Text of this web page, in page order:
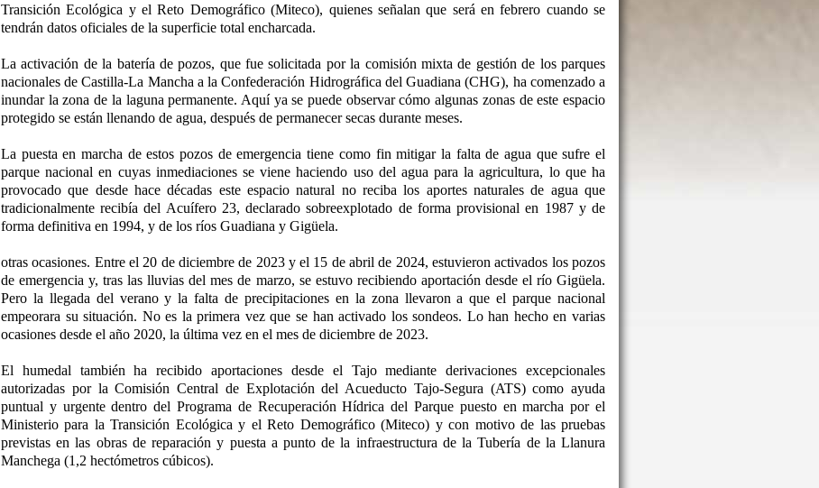
Transición Ecológica y el Reto Demográfico (Miteco), quienes señalan que será en febrero cuando se
tendrán datos oficiales de la superficie total encharcada.
La activación de la batería de pozos, que fue solicitada por la comisión mixta de gestión de los parques
nacionales de Castilla-La Mancha a la Confederación Hidrográfica del Guadiana (CHG), ha comenzado a
inundar la zona de la laguna permanente. Aquí ya se puede observar cómo algunas zonas de este espacio
protegido se están llenando de agua, después de permanecer secas durante meses.
La puesta en marcha de estos pozos de emergencia tiene como fin mitigar la falta de agua que sufre el
parque nacional en cuyas inmediaciones se viene haciendo uso del agua para la agricultura, lo que ha
provocado que desde hace décadas este espacio natural no reciba los aportes naturales de agua que
tradicionalmente recibía del Acuífero 23, declarado sobreexplotado de forma provisional en 1987 y de
forma definitiva en 1994, y de los ríos Guadiana y Gigüela.
otras ocasiones. Entre el 20 de diciembre de 2023 y el 15 de abril de 2024, estuvieron activados los pozos
de emergencia y, tras las lluvias del mes de marzo, se estuvo recibiendo aportación desde el río Gigüela.
Pero la llegada del verano y la falta de precipitaciones en la zona llevaron a que el parque nacional
empeorara su situación. No es la primera vez que se han activado los sondeos. Lo han hecho en varias
ocasiones desde el año 2020, la última vez en el mes de diciembre de 2023.
El humedal también ha recibido aportaciones desde el Tajo mediante derivaciones excepcionales
autorizadas por la Comisión Central de Explotación del Acueducto Tajo-Segura (ATS) como ayuda
puntual y urgente dentro del Programa de Recuperación Hídrica del Parque puesto en marcha por el
Ministerio para la Transición Ecológica y el Reto Demográfico (Miteco) y con motivo de las pruebas
previstas en las obras de reparación y puesta a punto de la infraestructura de la Tubería de la Llanura
Manchega (1,2 hectómetros cúbicos).